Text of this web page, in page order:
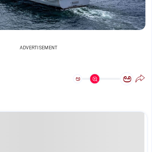
ADVERTISEMENT
ಅ ಅ